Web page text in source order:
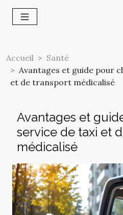
Accueil
Santé
Avantages et guide pour
et de transport médicalisé
Avantages et
service de taxi et
médicalisé